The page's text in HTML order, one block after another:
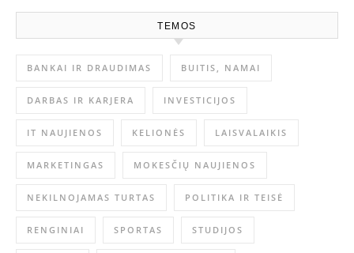
TEMOS
BANKAI IR DRAUDIMAS BUITIS, NAMAI
DARBAS IR KARJERA INVESTICIJOS
IT NAUJIENOS KELIONĖS LAISVALAIKIS
MARKETINGAS MOKESČIŲ NAUJIENOS
NEKILNOJAMAS TURTAS POLITIKA IR TEISĖ
RENGINIAI SPORTAS STUDIJOS